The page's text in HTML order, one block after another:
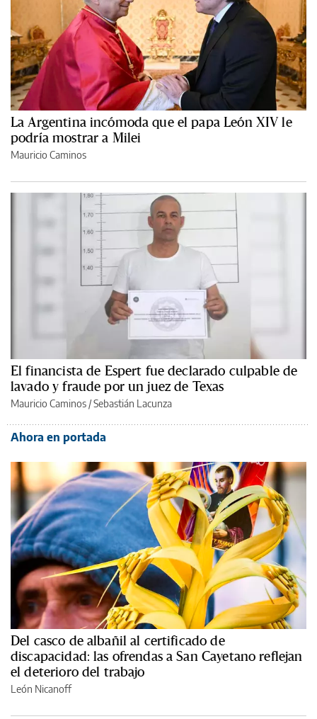
La Argentina incómoda que el papa León XIV le
podría mostrar a Milei
Mauricio Caminos
El financista de Espert fue declarado culpable de
lavado y fraude por un juez de Texas
Mauricio Caminos /Sebastián Lacunza
Ahora en portada
Del casco de albañil al certificado de
discapacidad: las ofrendas a San Cayetano reflejan
el deterioro del trabajo
León Nicanoff